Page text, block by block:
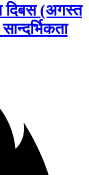
दिबस (अगस्त